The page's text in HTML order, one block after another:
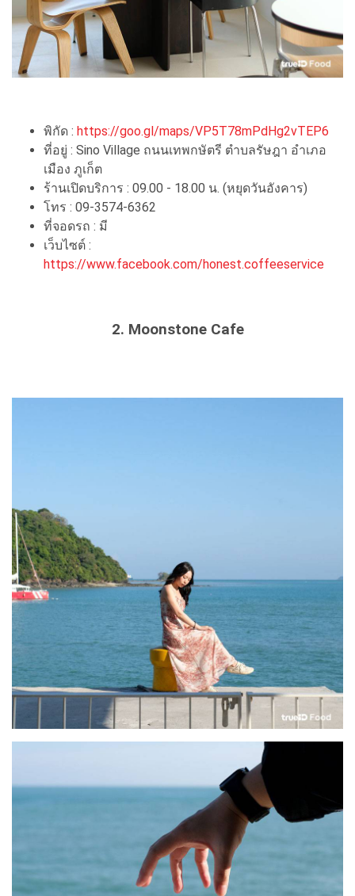
พิกัด : https://goo.gl/maps/VP5T78mPdHg2vTEP6
ที่อยู่ : Sino Village ถนนเทพกษัตรี ตำบลรัษฎา อำเภอ
เมือง ภูเก็ต
ร้านเปิดบริการ : 09.00 - 18.00 น. (หยุดวันอังคาร)
โทร : 09-3574-6362
ที่จอดรถ : มี
เว็บไซต์ :
https://www.facebook.com/honest.coffeeservice
2. Moonstone Cafe